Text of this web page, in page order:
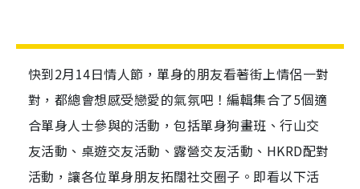
快到2月14日情人節，單身的朋友看著街上情侶一對
對，都總會想感受戀愛的氣氛吧！編輯集合了5個適
合單身人士參與的活動，包括單身狗畫班、行山交
友活動、桌遊交友活動、露營交友活動、HKRD配對
活動，讓各位單身朋友拓闊社交圈子。即看以下活